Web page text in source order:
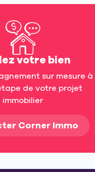
votre bien
sur mesure à
de votre projet
immobilier
Corner Immo